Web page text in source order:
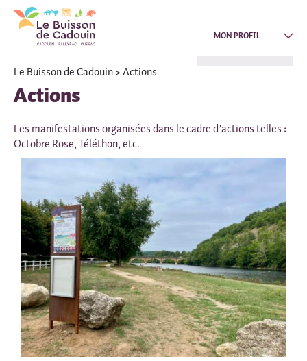
MON PROFIL
Le Buisson de Cadouin> Actions
Actions
Les manifestations organisées dans le cadre d’actions telles :
Octobre Rose, Téléthon, etc.